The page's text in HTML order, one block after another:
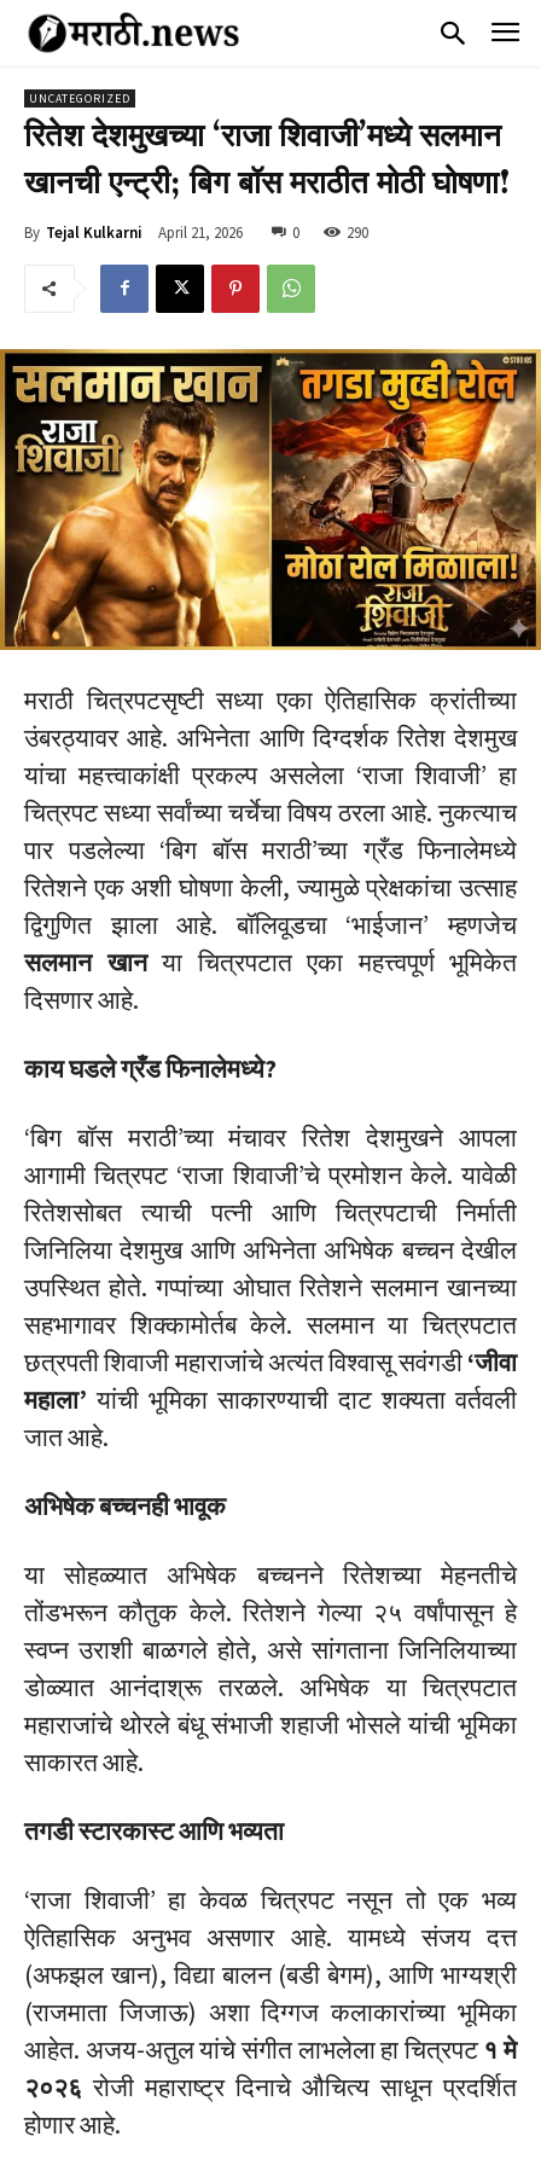
UNCATEGORIZED
रितेश देशमुखच्या ‘राजा शिवाजी’मध्ये सलमान
खानची एन्ट्री; बिग बॉस मराठीत मोठी घोषणा!
By Tejal Kulkarni April 21, 2026 0 290
मराठी चित्रपटसृष्टी सध्या एका ऐतिहासिक क्रांतीच्या
उंबरठ्यावर आहे. अभिनेता आणि दिग्दर्शक रितेश देशमुख
यांचा महत्त्वाकांक्षी प्रकल्प असलेला ‘राजा शिवाजी’ हा
चित्रपट सध्या सर्वांच्या चर्चेचा विषय ठरला आहे. नुकत्याच
पार पडलेल्या ‘बिग बॉस मराठी’च्या ग्रँड फिनालेमध्ये
रितेशने एक अशी घोषणा केली, ज्यामुळे प्रेक्षकांचा उत्साह
द्विगुणित झाला आहे.बॉलिवूडचा ‘भाईजान’ म्हणजेच
सलमान खानया चित्रपटात एका महत्त्वपूर्ण भूमिकेत
दिसणार आहे.
काय घडले ग्रँड फिनालेमध्ये?
‘बिग बॉस मराठी’च्या मंचावर रितेश देशमुखने आपला
आगामी चित्रपट ‘राजा शिवाजी’चे प्रमोशन केले. यावेळी
रितेशसोबत त्याची पत्नी आणि चित्रपटाची निर्माती
जिनिलिया देशमुख आणि अभिनेता अभिषेक बच्चन देखील
उपस्थित होते. गप्पांच्या ओघात रितेशने सलमान खानच्या
सहभागावर शिक्कामोर्तब केले.सलमान या चित्रपटात
छत्रपती शिवाजी महाराजांचे अत्यंत विश्वासू सवंगडी‘जीवा
महाला’ यांची भूमिका साकारण्याची दाट शक्यता वर्तवली
जात आहे.
अभिषेक बच्चनही भावूक
या सोहळ्यात अभिषेक बच्चनने रितेशच्या मेहनतीचे
तोंडभरून कौतुक केले. रितेशने गेल्या २५ वर्षांपासून हे
स्वप्न उराशी बाळगले होते, असे सांगताना जिनिलियाच्या
डोळ्यात आनंदाश्रू तरळले.अभिषेक या चित्रपटात
महाराजांचे थोरले बंधू संभाजी शहाजी भोसले यांची भूमिका
साकारत आहे.
तगडी स्टारकास्ट आणि भव्यता
‘राजा शिवाजी’ हा केवळ चित्रपट नसून तो एक भव्य
ऐतिहासिक अनुभव असणार आहे.यामध्ये संजय दत्त
(अफझल खान), विद्या बालन (बडी बेगम), आणि भाग्यश्री
(राजमाता जिजाऊ) अशा दिग्गज कलाकारांच्या भूमिका
आहेत. अजय-अतुल यांचे संगीत लाभलेला हा चित्रपट१ मे
२०२६ रोजी महाराष्ट्र दिनाचे औचित्य साधून प्रदर्शित
होणार आहे.